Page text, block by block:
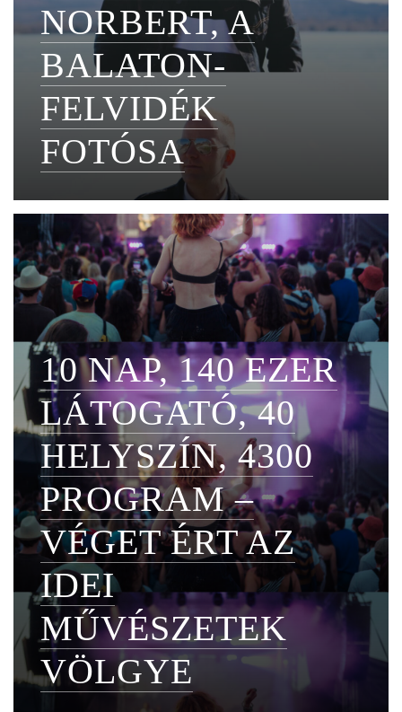
NORBERT, A
BALATON-
FELVIDÉK
FOTÓSA
10 NAP, 140 EZER
LÁTOGATÓ, 40
HELYSZÍN, 4300
PROGRAM –
VÉGET ÉRT AZ
IDEI
MŰVÉSZETEK
VÖLGYE